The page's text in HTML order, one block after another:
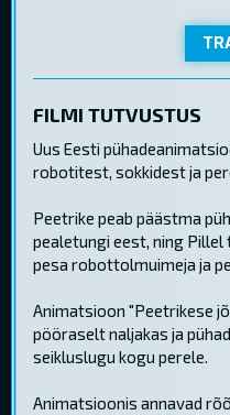
FILMI TUTVUSTUS
Uus Eesti
robotitest, sokkidest ja
Peetrike peab päästma
pealetungi eest, ning
pesa robottolmuimeja ja
Animatsioon "Peetrikese
pööraselt naljakas ja
seikluslugu kogu perele.
Animatsioonis annavad